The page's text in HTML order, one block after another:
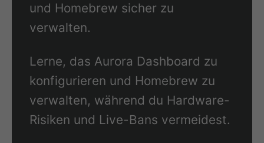
und Homebrew sicher zu
verwalten.
Lerne, das Aurora Dashboard zu
konfigurieren und Homebrew zu
verwalten, während du Hardware-
Risiken und Live-Bans vermeidest.